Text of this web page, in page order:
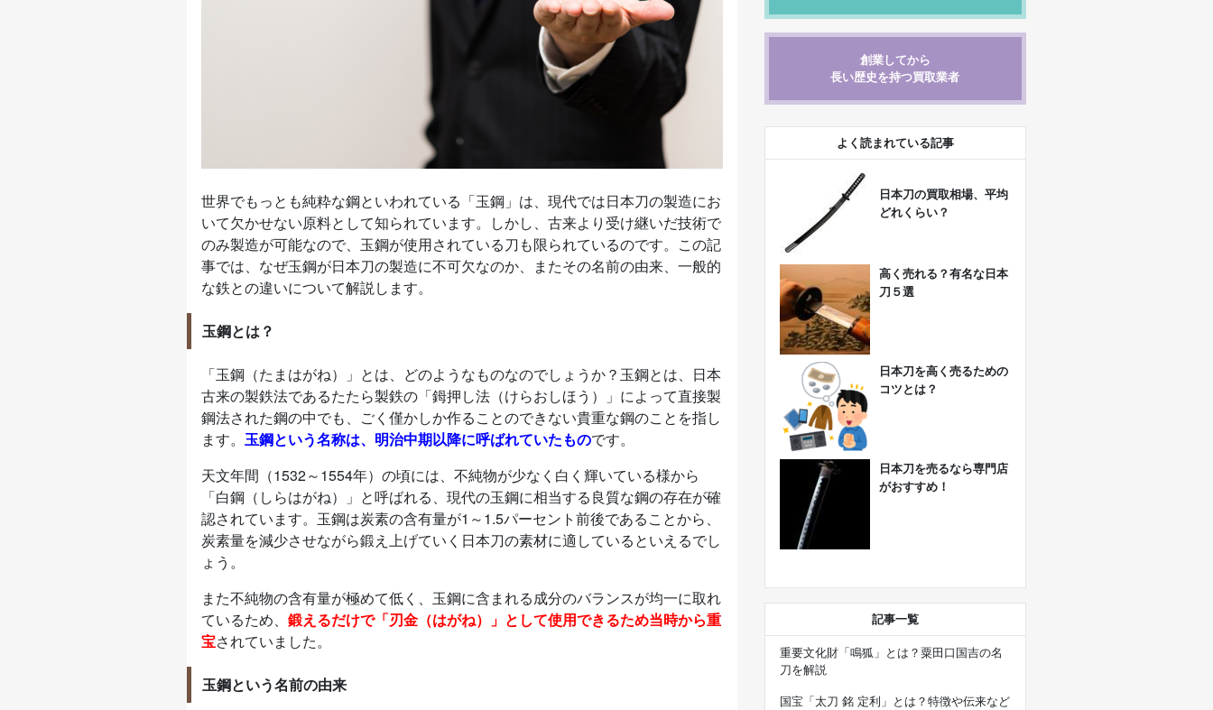
世界でもっとも純粋な鋼といわれている「玉鋼」は、現代では日本刀の製造にお
いて欠かせない原料として知られています。しかし、古来より受け継いだ技術で
のみ製造が可能なので、玉鋼が使用されている刀も限られているのです。この記
事では、なぜ玉鋼が日本刀の製造に不可欠なのか、またその名前の由来、一般的
な鉄との違いについて解説します。
玉鋼とは？
「玉鋼（たまはがね）」とは、どのようなものなのでしょうか？玉鋼とは、日本
古来の製鉄法であるたたら製鉄の「鉧押し法（けらおしほう）」によって直接製
鋼法された鋼の中でも、ごく僅かしか作ることのできない貴重な鋼のことを指し
ます。 玉鋼という名称は、明治中期以降に呼ばれていたものです。
天文年間（1532～1554年）の頃には、不純物が少なく白く輝いている様から
「白鋼（しらはがね）」と呼ばれる、現代の玉鋼に相当する良質な鋼の存在が確
認されています。玉鋼は炭素の含有量が1～1.5パーセント前後であることから、
炭素量を減少させながら鍛え上げていく日本刀の素材に適しているといえるでし
ょう。
また不純物の含有量が極めて低く、玉鋼に含まれる成分のバランスが均一に取れ
ているため、 鍛えるだけで「刃金（はがね）」として使用できるため当時から重
宝されていました。
玉鋼という名前の由来
創業してから
長い歴史を持つ買取業者
よく読まれている記事
日本刀の買取相場、平均
どれくらい？
高く売れる？有名な日本
刀５選
日本刀を高く売るための
コツとは？
日本刀を売るなら専門店
がおすすめ！
記事一覧
重要文化財「鳴狐」とは？粟田口国吉の名
刀を解説
国宝「太刀 銘 定利」とは？特徴や伝来など